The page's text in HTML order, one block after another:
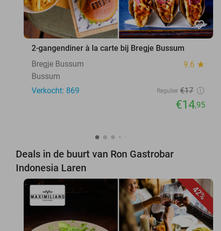
favorite_border
2-gangendiner à la carte bij Bregje Bussum
Bregje Bussum
9.6 star
Bussum
Verkocht: 869
Regulier €17
€14,95
Deals in de buurt van Ron Gastrobar
Indonesia Laren
42%